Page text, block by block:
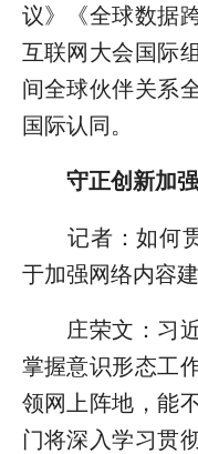
议》《全球数据
互联网大会国际
间全球伙伴关系
国际认同。
守正创新加
记者：如何贯
于加强网络内容
庄荣文：习近
掌握意识形态工
领网上阵地，能
门将深入学习贯